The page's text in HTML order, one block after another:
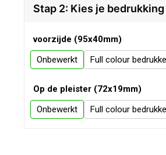
Stap 2: Kies je bedrukking
voorzijde (95x40mm)
Onbewerkt
Full colour
Op de pleister (72x19mm)
Onbewerkt
Full colour